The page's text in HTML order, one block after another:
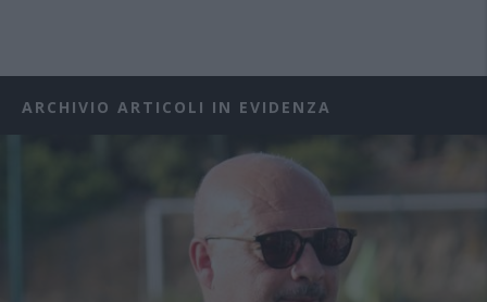
ARCHIVIO ARTICOLI IN EVIDENZA